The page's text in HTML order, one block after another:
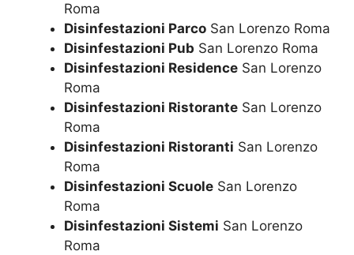
Roma
Disinfestazioni Parco San Lorenzo Roma
Disinfestazioni Pub San Lorenzo Roma
Disinfestazioni Residence San Lorenzo
Roma
Disinfestazioni Ristorante San Lorenzo
Roma
Disinfestazioni Ristoranti San Lorenzo
Roma
Disinfestazioni Scuole San Lorenzo
Roma
Disinfestazioni Sistemi San Lorenzo
Roma